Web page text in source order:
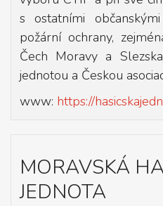
s ostatními
požární ochrany,
Čech Moravy a
jednotou a Českou
www: https://
MORAVSKÁ
JEDNOTA